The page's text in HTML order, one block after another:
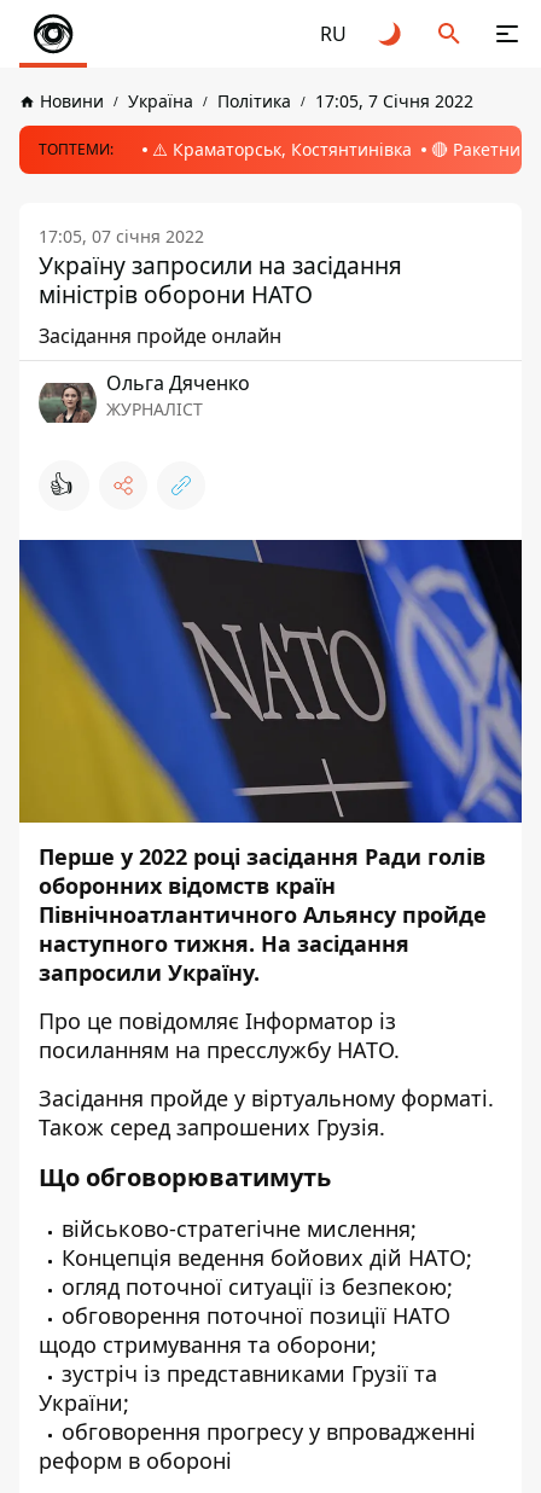
RU
Новини Україна Політика 17:05, 7 Січня 2022
ТОПТЕМИ: ⚠️ Краматорськ, Костянтинівка 🔴 Ракетний
17:05, 07 січня 2022
Україну запросили на засідання
міністрів оборони НАТО
Засідання пройде онлайн
Ольга Дяченко
ЖУРНАЛІСТ
👍
Перше у 2022 році засідання Ради голів
оборонних відомств країн
Північноатлантичного Альянсу пройде
наступного тижня. На засідання
запросили Україну.
Про це повідомляє Інформатор із
посиланням на пресслужбу НАТО.
Засідання пройде у віртуальному форматі.
Також серед запрошених Грузія.
Що обговорюватимуть
військово-стратегічне мислення;
Концепція ведення бойових дій НАТО;
огляд поточної ситуації із безпекою;
обговорення поточної позиції НАТО
щодо стримування та оборони;
зустріч із представниками Грузії та
України;
обговорення прогресу у впровадженні
реформ в обороні